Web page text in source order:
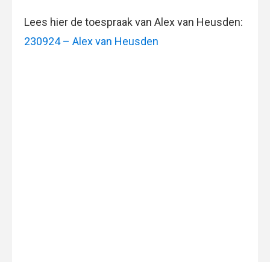
Lees hier de toespraak van Alex van Heusden:
230924 – Alex van Heusden